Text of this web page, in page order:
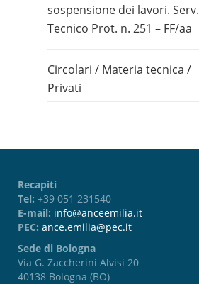
sospensione dei lavori. Serv.
Tecnico Prot. n. 251 – FF/aa
Circolari / Materia tecnica /
Privati
Recapiti
Tel: +39 051 231540
E-mail: info@anceemilia.it
PEC: ance.emilia@pec.it
Sede di Bologna
Via G. Zaccherini Alvisi 20
40138 Bologna (BO)